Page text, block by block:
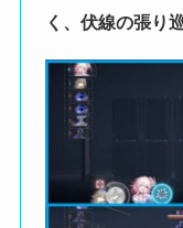
く、伏線の張り